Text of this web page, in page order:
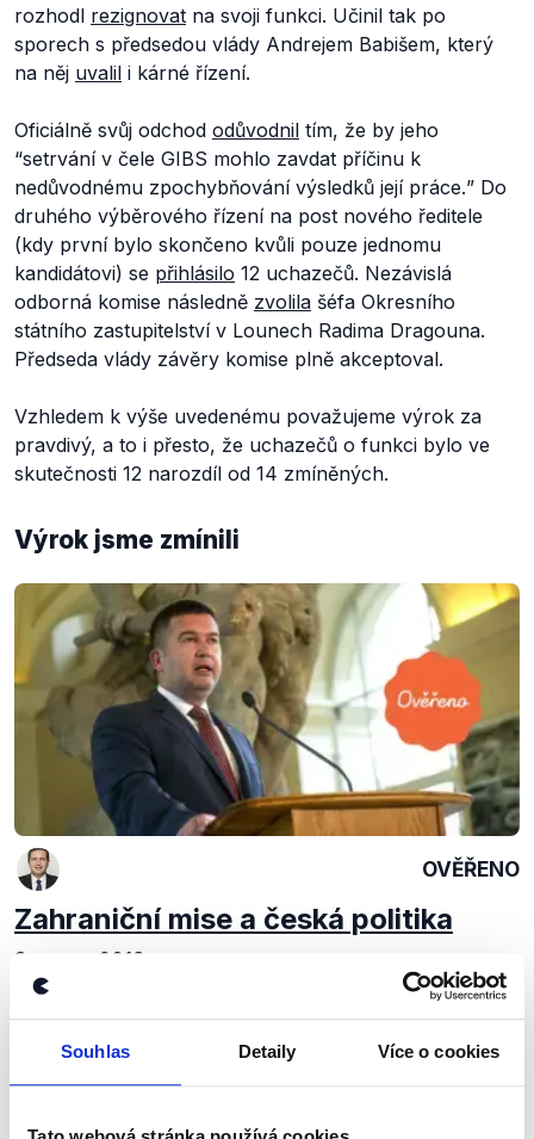
Souhlas Detaily Více o cookies
rozhodl rezignovat na svoji funkci. Učinil tak po
sporech s předsedou vlády Andrejem Babišem, který
na něj uvalil i kárné řízení.
Oficiálně svůj odchod odůvodnil tím, že by jeho
“setrvání v čele GIBS mohlo zavdat příčinu k
nedůvodnému zpochybňování výsledků její práce.” Do
druhého výběrového řízení na post nového ředitele
(kdy první bylo skončeno kvůli pouze jednomu
kandidátovi) se přihlásilo 12 uchazečů. Nezávislá
odborná komise následně zvolila šéfa Okresního
státního zastupitelství v Lounech Radima Dragouna.
Předseda vlády závěry komise plně akceptoval.
Vzhledem k výše uvedenému považujeme výrok za
pravdivý, a to i přesto, že uchazečů o funkci bylo ve
skutečnosti 12 narozdíl od 14 zmíněných.
Výrok jsme zmínili
OVĚŘENO
Zahraniční mise a česká politika
8. srpna 2018
Ministr vnitra a zahraničí v jedné osobě v České
televizi komentoval tragickou událost, při níž v
Afghánistánu hrdinně padli 3 čeští vojáci. Hamáček
Číst dál